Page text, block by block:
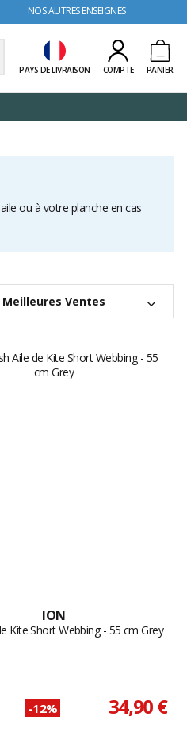
NOS AUTRES ENSEIGNES
PAYS DE LIVRAISON COMPTE PANIER
ou à votre planche en cas
Meilleures Ventes
ION
Kite Short Webbing - 55 cm Grey
-12% 34,90 €